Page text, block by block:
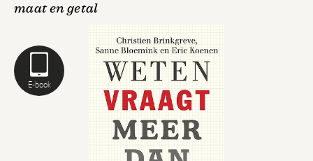
E-book
maat en getal